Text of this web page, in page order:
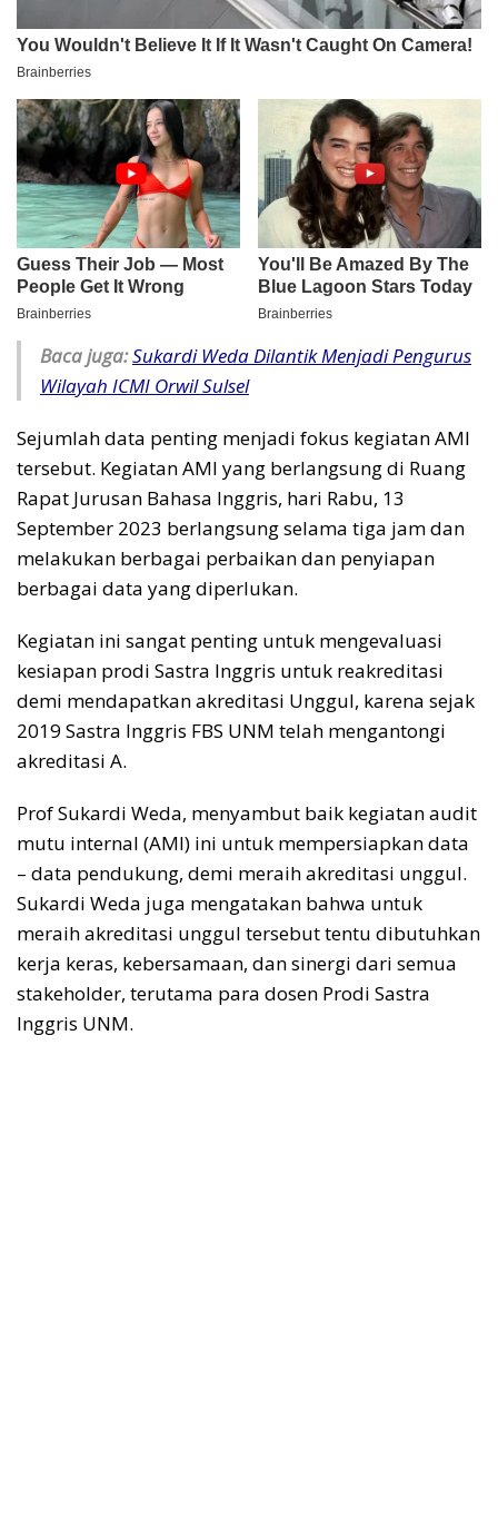
Baca juga:Sukardi Weda Dilantik Menjadi Pengurus
Wilayah ICMI Orwil Sulsel
Sejumlah data penting menjadi fokus kegiatan AMI
tersebut. Kegiatan AMI yang berlangsung di Ruang
Rapat Jurusan Bahasa Inggris, hari Rabu, 13
September 2023 berlangsung selama tiga jam dan
melakukan berbagai perbaikan dan penyiapan
berbagai data yang diperlukan.
Kegiatan ini sangat penting untuk mengevaluasi
kesiapan prodi Sastra Inggris untuk reakreditasi
demi mendapatkan akreditasi Unggul, karena sejak
2019 Sastra Inggris FBS UNM telah mengantongi
akreditasi A.
Prof Sukardi Weda, menyambut baik kegiatan audit
mutu internal (AMI) ini untuk mempersiapkan data
– data pendukung, demi meraih akreditasi unggul.
Sukardi Weda juga mengatakan bahwa untuk
meraih akreditasi unggul tersebut tentu dibutuhkan
kerja keras, kebersamaan, dan sinergi dari semua
stakeholder, terutama para dosen Prodi Sastra
Inggris UNM.